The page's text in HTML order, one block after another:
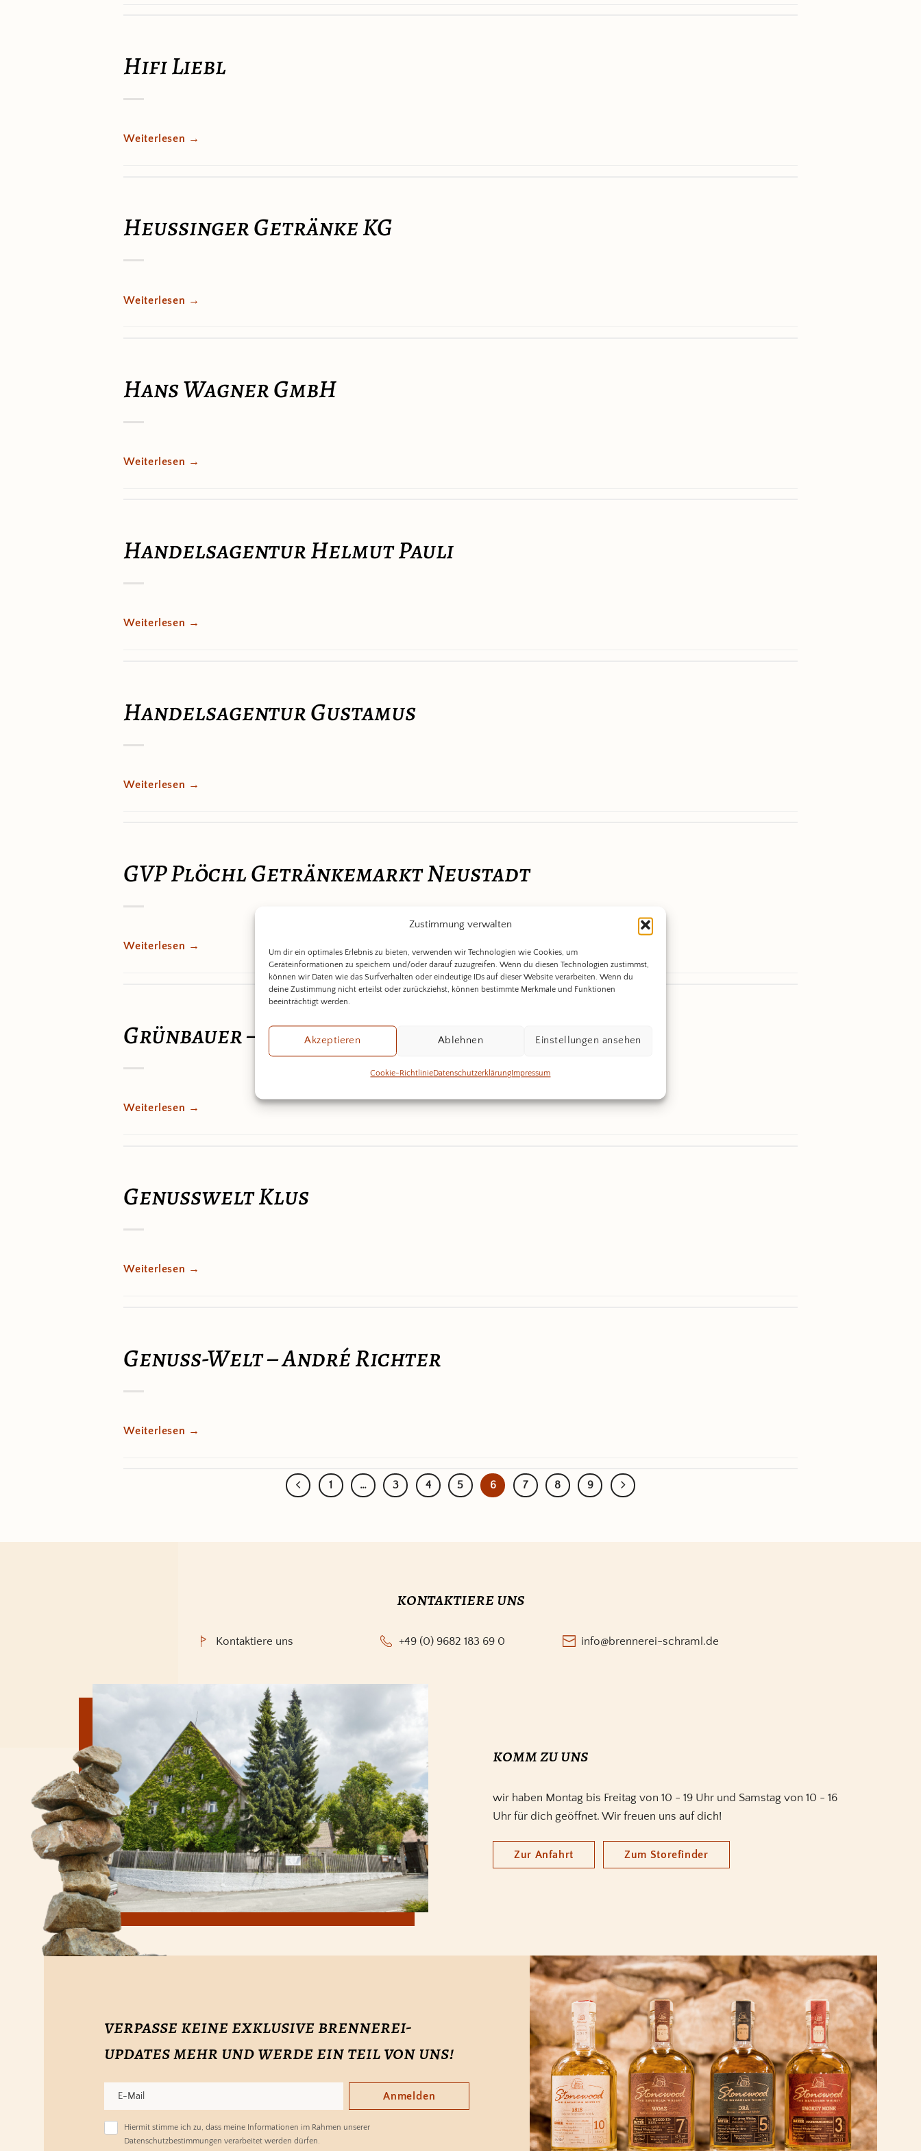
Zustimmung verwalten
Um dir ein optimales Erlebnis zu bieten, verwenden wir Technologien wie Cookies, um
Geräteinformationen zu speichern und/oder darauf zuzugreifen. Wenn du diesen Technologien zustimmst,
können wir Daten wie das Surfverhalten oder eindeutige IDs auf dieser Website verarbeiten. Wenn du
deine Zustimmung nicht erteilst oder zurückziehst, können bestimmte Merkmale und Funktionen
beeinträchtigt werden.
Akzeptieren Ablehnen Einstellungen ansehen
Cookie-RichtlinieDatenschutzerklärungImpressum
Hifi Liebl
Weiterlesen →
Heussinger Getränke KG
Weiterlesen →
Hans Wagner GmbH
Weiterlesen →
Handelsagentur Helmut Pauli
Weiterlesen →
Handelsagentur Gustamus
Weiterlesen →
GVP Plöchl Getränkemarkt Neustadt
Weiterlesen →
Grünbauer – Die Metzgerei
Weiterlesen →
Genusswelt Klus
Weiterlesen →
Genuss-Welt – André Richter
Weiterlesen →
1 … 3 4 5 6 7 8 9
kontaktiere uns
Kontaktiere uns +49 (0) 9682 183 69 0 info@brennerei-schraml.de
komm zu uns
wir haben Montag bis Freitag von 10 - 19 Uhr und Samstag von 10 - 16
Uhr für dich geöffnet. Wir freuen uns auf dich!
Zur Anfahrt Zum Storefinder
verpasse keine exklusive brennerei-
updates mehr und werde ein teil von uns!
Hiermit stimme ich zu, dass meine Informationen im Rahmen unserer
Datenschutzbestimmungen verarbeitet werden dürfen.
Anmelden